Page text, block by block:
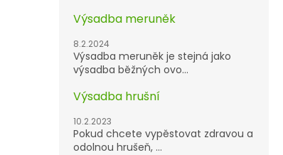
Výsadba meruněk
8.2.2024
Výsadba meruněk je stejná jako
výsadba běžných ovo...
Výsadba hrušní
10.2.2023
Pokud chcete vypěstovat zdravou a
odolnou hrušeň, ...